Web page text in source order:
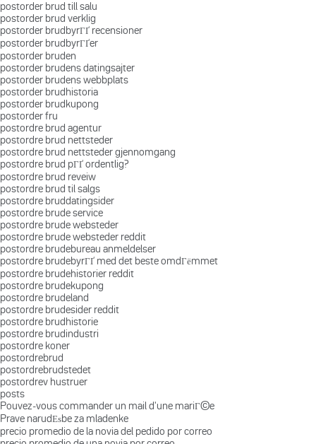
postorder brud till salu
postorder brud verklig
postorder brudbyrГҐ recensioner
postorder brudbyrГҐer
postorder bruden
postorder brudens datingsajter
postorder brudens webbplats
postorder brudhistoria
postorder brudkupong
postorder fru
postordre brud agentur
postordre brud nettsteder
postordre brud nettsteder gjennomgang
postordre brud pГҐ ordentlig?
postordre brud reveiw
postordre brud til salgs
postordre bruddatingsider
postordre brude service
postordre brude websteder
postordre brude websteder reddit
postordre brudebureau anmeldelser
postordre brudebyrГҐ med det beste omdГёmmet
postordre brudehistorier reddit
postordre brudekupong
postordre brudeland
postordre brudesider reddit
postordre brudhistorie
postordre brudindustri
postordre koner
postordrebrud
postordrebrudstedet
postordrev hustruer
posts
Pouvez-vous commander un mail d'une mariГ©e
Prave narudЕѕbe za mladenke
precio promedio de la novia del pedido por correo